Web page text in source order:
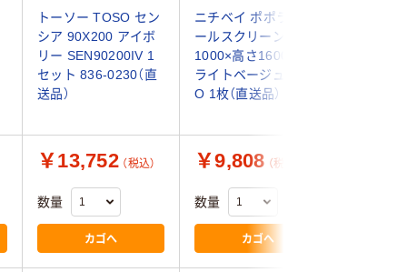
トーソー TOSO セン
シア 90X200 アイボ
リー SEN90200IV 1
セット 836-0230（直
送品）
ニチベイ ポポラ2 ロ
ールスクリーン 幅
1000×高さ1600mm
ライトベージュ PRS-
O 1枚（直送品）
￥13,752 （税込）
数量
カゴへ
￥9,808 （税込）
数量
カゴへ